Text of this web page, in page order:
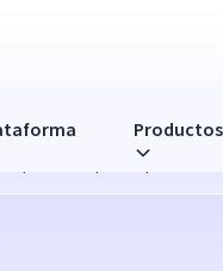
Productos
de procesos puede